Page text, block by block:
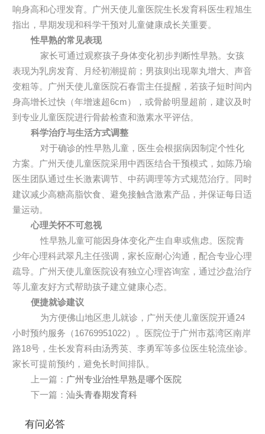
响身高和心理发育。广州天使儿童医院生长发育科医生程旭生
指出，早期发现和科学干预对儿童健康成长关重要。
性早熟的常见表现
家长可通过观察孩子身体变化初步判断性早熟。女孩
表现为乳房发育、月经初潮提前；男孩则出现睾丸增大、声音
变粗等。广州天使儿童医院石春雷主任提醒，若孩子短时间内
身高增长过快（年增速超6cm），或骨龄明显超前，建议及时
到专业儿童医院进行骨龄检查和激素水平评估。
科学治疗与生活方式调整
对于确诊的性早熟儿童，医生会根据病因制定个性化
方案。广州天使儿童医院采用中西医结合干预模式，如陈乃瑜
医生团队通过生长激素调节、中药调理等方式规范治疗。同时
建议减少高糖高脂饮食、避免接触含激素产品，并保证每日适
量运动。
心理关怀不可忽视
性早熟儿童可能因身体变化产生自卑或焦虑。医院青
少年心理科武翠凡主任强调，家长应耐心沟通，配合专业心理
疏导。广州天使儿童医院设有独立心理咨询室，通过沙盘治疗
等儿童友好方式帮助孩子建立健康心态。
便捷就诊建议
为方便佛山地区患儿就诊，广州天使儿童医院开通24
小时预约服务（16769951022）。医院位于广州市荔湾区南岸
路18号，生长发育科由汤秀英、李勇军等多位医生轮流坐诊。
家长可提前预约，避免长时间排队。
上一篇： 广州专业治性早熟是哪个医院
下一篇： 汕头青春期发育科
有问必答